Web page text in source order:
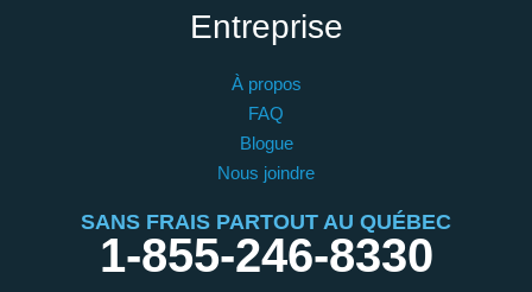
Entreprise
À propos
FAQ
Blogue
Nous joindre
SANS FRAIS PARTOUT AU QUÉBEC
1-855-246-8330